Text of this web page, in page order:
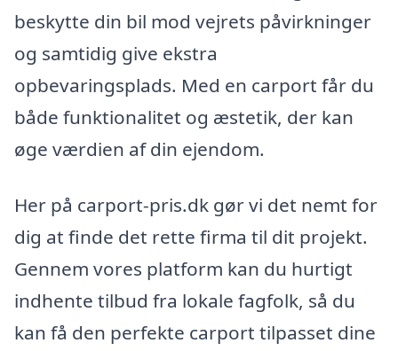
beskytte din bil mod vejrets påvirkninger
og samtidig give ekstra
opbevaringsplads. Med en carport får du
både funktionalitet og æstetik, der kan
øge værdien af din ejendom.
Her på carport-pris.dk gør vi det nemt for
dig at finde det rette firma til dit projekt.
Gennem vores platform kan du hurtigt
indhente tilbud fra lokale fagfolk, så du
kan få den perfekte carport tilpasset dine